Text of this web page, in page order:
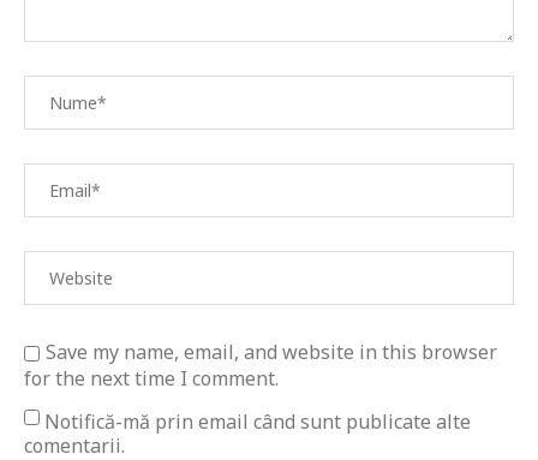
Save my name, email, and website in this browser
for the next time I comment.
Notifică-mă prin email când sunt publicate alte
comentarii.